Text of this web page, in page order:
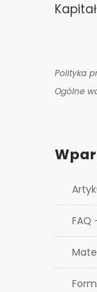
Polityka
Ogólne
FAQ